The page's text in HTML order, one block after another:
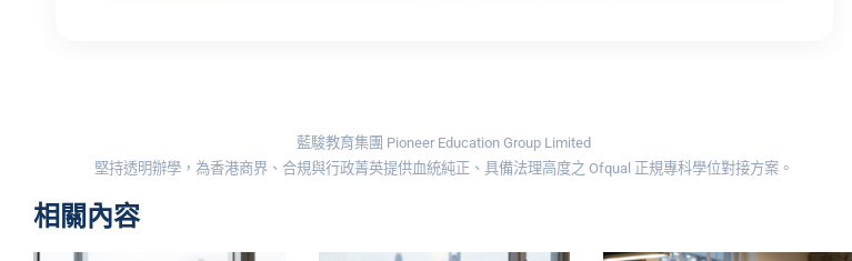
藍駿教育集團 Pioneer Education Group Limited
堅持透明辦學，為香港商界、合規與行政菁英提供血統純正、具備法理高度之 Ofqual 正規專科學位對接方案。
相關內容